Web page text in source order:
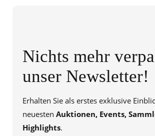
Nichts mehr
unser Newsletter!
Erhalten Sie als erstes exklusive
neuesten Auktionen, Events,
Highlights.